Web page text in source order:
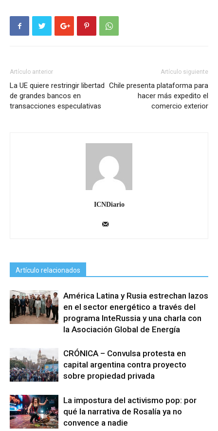
Artículo anterior
La UE quiere restringir libertad
de grandes bancos en
transacciones especulativas
Artículo siguiente
Chile presenta plataforma para
hacer más expedito el
comercio exterior
ICNDiario
Artículo relacionados
América Latina y Rusia estrechan lazos
en el sector energético a través del
programa InteRussia y una charla con
la Asociación Global de Energía
CRÓNICA – Convulsa protesta en
capital argentina contra proyecto
sobre propiedad privada
La impostura del activismo pop: por
qué la narrativa de Rosalía ya no
convence a nadie